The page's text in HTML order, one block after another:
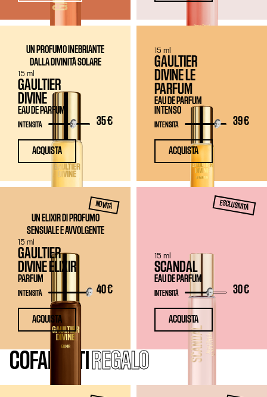
UN PROFUMO INEBRIANTE
DALLA DIVINITÀ SOLARE
GAULTIER
DIVINE
EAU DE PARFUM
35 €
INTENSITÀ
15 ml
ACQUISTA
GAULTIER
DIVINE LE
PARFUM
EAU DE PARFUM
INTENSO
39 €
INTENSITÀ
15 ml
ACQUISTA
NOVITÀ
UN ELIXIR DI PROFUMO
SENSUALE E AVVOLGENTE
GAULTIER
DIVINE ELIXIR
PARFUM
40 €
INTENSITÀ
15 ml
ACQUISTA
ESCLUSIVITÀ
SCANDAL
EAU DE PARFUM
30 €
INTENSITÀ
15 ml
ACQUISTA
COFANETTI REGALO